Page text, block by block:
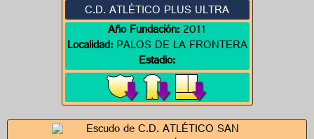
C.D. ATLÉTICO PLUS ULTRA
Año Fundación:2011
Localidad:PALOS DE LA FRONTERA
Estadio: